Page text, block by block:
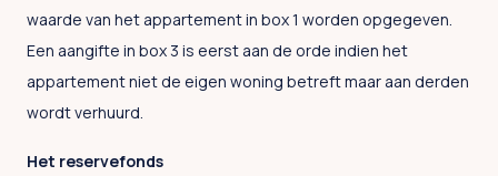
waarde van het appartement in box 1 worden opgegeven.
Een aangifte in box 3 is eerst aan de orde indien het
appartement niet de eigen woning betreft maar aan derden
wordt verhuurd.
Het reservefonds